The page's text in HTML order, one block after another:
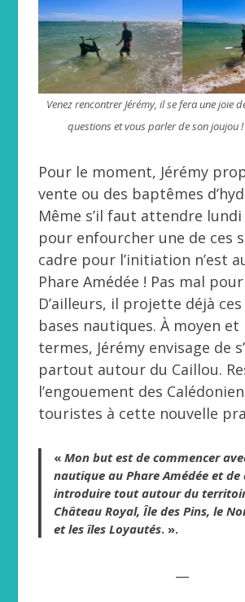
Venez rencontrer Jérémy, il se fera une joie
questions et vous parler de son joujou
Pour le moment, Jérémy
vente ou des baptêmes
Même s’il faut attendre
pour enfourcher une de ces
cadre pour l’initiation n’est
Phare Amédée ! Pas mal
D’ailleurs, il projette déjà
bases nautiques. À moyen et
termes, Jérémy envisage de
partout autour du Caillou.
l’engouement des
touristes à cette nouvelle
«Mon but est de commencer
nautique au Phare Amédée et
introduire tout autour du
Château Royal, Île des Pins, le
et les îles Loyautés. ».